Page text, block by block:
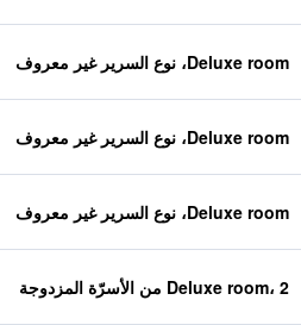
Deluxe room، نوع السرير غير معروف
Deluxe room، نوع السرير غير معروف
Deluxe room، نوع السرير غير معروف
Deluxe room، 2 من الأسرّة المزدوجة